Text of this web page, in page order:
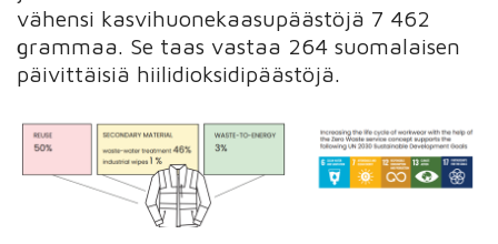
vähensi kasvihuonekaasupäästöjä 7 462
grammaa. Se taas vastaa 264 suomalaisen
päivittäisiä hiilidioksidipäästöjä.